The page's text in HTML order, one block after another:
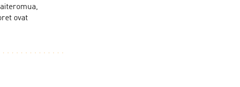
ovat